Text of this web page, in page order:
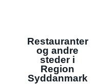
Restauranter
og andre
steder i
Region
Syddanmark